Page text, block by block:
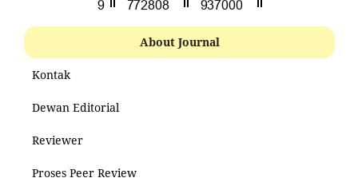
About Journal
Kontak
Dewan Editorial
Reviewer
Proses Peer Review